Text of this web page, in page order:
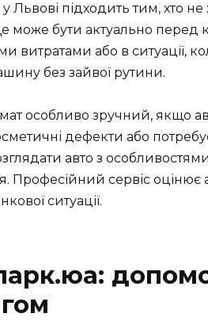
Львові підходить тим, хто
може бути актуально перед
витратами або в ситуації,
без зайвої рутини.
особливо зручний, якщо
дефекти або
авто з
Професійний сервіс
ситуації.